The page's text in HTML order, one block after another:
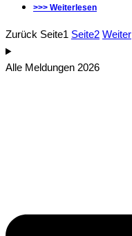
>>> Weiterlesen
Zurück Seite1 Seite2 Weiter
Alle Meldungen 2026